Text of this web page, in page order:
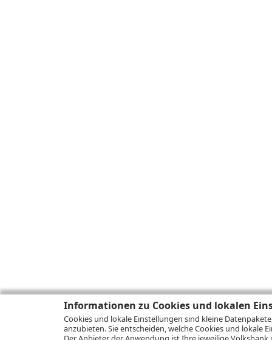
Informationen zu Cookies und lokalen
Cookies und lokale Einstellungen sind kleine
anzubieten. Sie entscheiden, welche Cookies und lokale